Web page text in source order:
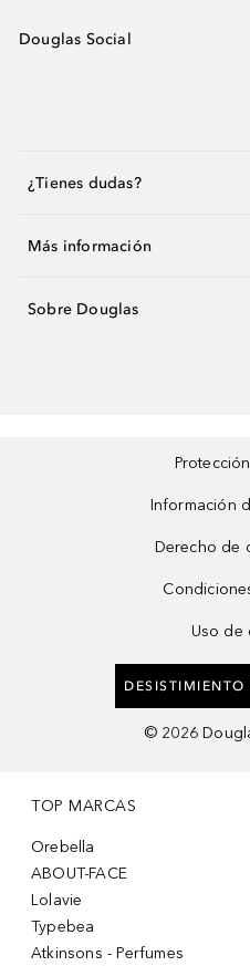
Douglas Social
¿Tienes dudas?
Más información
Sobre Douglas
Información
Derecho de
Uso de
© 2026
TOP MARCAS
Orebella
ABOUT-FACE
Lolavie
Typebea
Atkinsons - Perfumes